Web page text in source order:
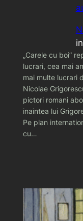
in
„Carele cu boi”
lucrari, cea mai
mai multe lucrari
Nicolae
pictori romani
inaintea lui
Pe plan
cu…